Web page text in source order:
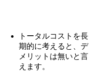
トータルコストを長
期的に考えると、デ
メリットは無いと言
えます。